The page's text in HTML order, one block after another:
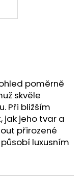
poměrně
skvěle
Při bližším
jak jeho tvar a
přirozené
luxusním